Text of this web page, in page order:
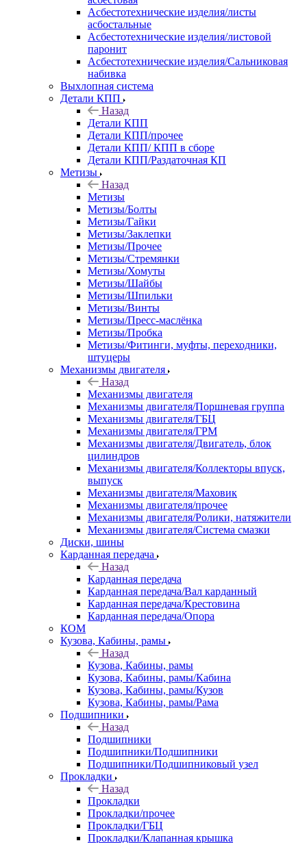
Асбестотехнические изделия/листы
асбостальные
Асбестотехнические изделия/листовой
паронит
Асбестотехнические изделия/Сальниковая
набивка
Выхлопная система
Детали КПП
Назад
Детали КПП
Детали КПП/прочее
Детали КПП/ КПП в сборе
Детали КПП/Раздаточная КП
Метизы
Назад
Метизы
Метизы/Болты
Метизы/Гайки
Метизы/Заклепки
Метизы/Прочее
Метизы/Стремянки
Метизы/Хомуты
Метизы/Шайбы
Метизы/Шпильки
Метизы/Винты
Метизы/Пресс-маслёнка
Метизы/Пробка
Метизы/Фитинги, муфты, переходники,
штуцеры
Механизмы двигателя
Назад
Механизмы двигателя
Механизмы двигателя/Поршневая группа
Механизмы двигателя/ГБЦ
Механизмы двигателя/ГРМ
Механизмы двигателя/Двигатель, блок
цилиндров
Механизмы двигателя/Коллекторы впуск,
выпуск
Механизмы двигателя/Маховик
Механизмы двигателя/прочее
Механизмы двигателя/Ролики, натяжители
Механизмы двигателя/Система смазки
Диски, шины
Карданная передача
Назад
Карданная передача
Карданная передача/Вал карданный
Карданная передача/Крестовина
Карданная передача/Опора
КОМ
Кузова, Кабины, рамы
Назад
Кузова, Кабины, рамы
Кузова, Кабины, рамы/Кабина
Кузова, Кабины, рамы/Кузов
Кузова, Кабины, рамы/Рама
Подшипники
Назад
Подшипники
Подшипники/Подшипники
Подшипники/Подшипниковый узел
Прокладки
Назад
Прокладки
Прокладки/прочее
Прокладки/ГБЦ
Прокладки/Клапанная крышка